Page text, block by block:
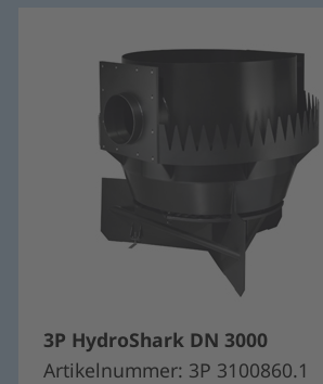
3P HydroShark DN 3000
Artikelnummer: 3P 3100860.1